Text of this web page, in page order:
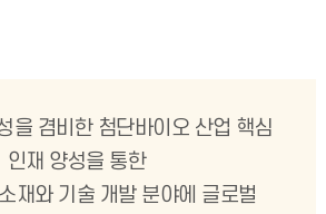
을 겸비한 첨단바이오 산업 핵심
인재 양성을 통한
재와 기술 개발 분야에 글로벌